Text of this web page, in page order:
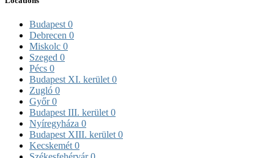
Budapest 0
Debrecen 0
Miskolc 0
Szeged 0
Pécs 0
Budapest XI. kerület 0
Zugló 0
Győr0
Budapest III. kerület 0
Nyíregyháza 0
Budapest XIII. kerület 0
Kecskemét 0